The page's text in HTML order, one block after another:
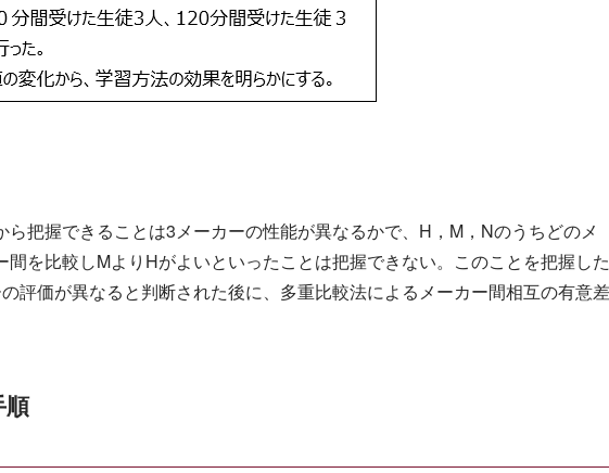
把握できることは3メーカーの性能が異なるかで、H，M，Nのうちどのメ
を比較しMよりHがよいといったことは把握できない。このことを把握した
評価が異なると判断された後に、多重比較法によるメーカー間相互の有意差
順